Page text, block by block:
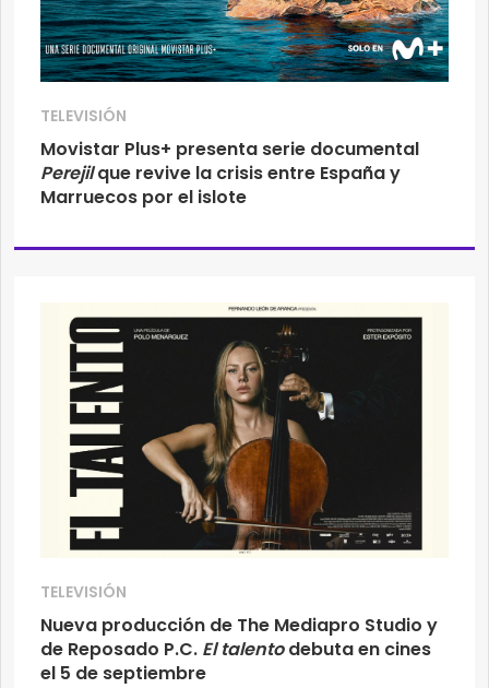
TELEVISIÓN
Movistar Plus+ presenta serie documental
Perejilque revive la crisis entre España y
Marruecos por el islote
TELEVISIÓN
Nueva producción de The Mediapro Studio y
de Reposado P.C. El talentodebuta en cines
el 5 de septiembre